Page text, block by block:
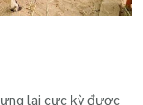
lại cực kỳ được